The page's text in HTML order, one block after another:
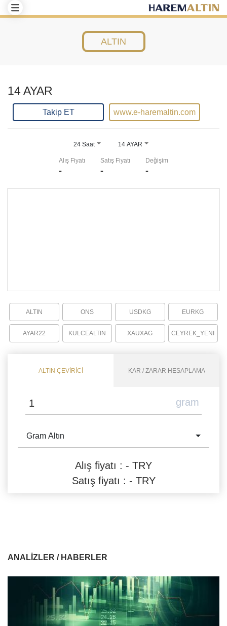
ALTIN
14 AYAR
Takip ET www.e-haremaltin.com
Alış Fiyatı
-
Satış Fiyatı
-
Değişim
-
24 Saat 14 AYAR
ALTIN ONS USDKG EURKG
AYAR22 KULCEALTIN XAUXAG CEYREK_YENI
ALTIN ÇEVİRİCİ KAR / ZARAR HESAPLAMA
gram
Gram Altın
Alış fiyatı : - TRY
Satış fiyatı : - TRY
ANALIZLER / HABERLER